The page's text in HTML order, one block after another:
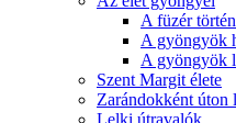
A füzér
A gyöngyök
A gyöngyök
Szent Margit élete
Zarándokként úton
Lelki útravalók